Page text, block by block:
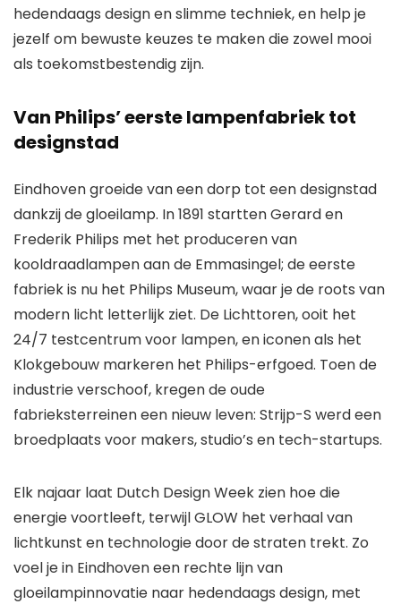
hedendaags design en slimme techniek, en help je
jezelf om bewuste keuzes te maken die zowel mooi
als toekomstbestendig zijn.
Van Philips’ eerste lampenfabriek tot
designstad
Eindhoven groeide van een dorp tot een designstad
dankzij de gloeilamp. In 1891 startten Gerard en
Frederik Philips met het produceren van
kooldraadlampen aan de Emmasingel; de eerste
fabriek is nu het Philips Museum, waar je de roots van
modern licht letterlijk ziet. De Lichttoren, ooit het
24/7 testcentrum voor lampen, en iconen als het
Klokgebouw markeren het Philips-erfgoed. Toen de
industrie verschoof, kregen de oude
fabrieksterreinen een nieuw leven: Strijp-S werd een
broedplaats voor makers, studio’s en tech-startups.
Elk najaar laat Dutch Design Week zien hoe die
energie voortleeft, terwijl GLOW het verhaal van
lichtkunst en technologie door de straten trekt. Zo
voel je in Eindhoven een rechte lijn van
gloeilampinnovatie naar hedendaags design, met